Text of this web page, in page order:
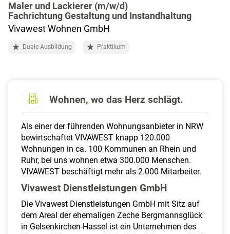
Maler und Lackierer (m/w/d)
Fachrichtung Gestaltung und Instandhaltung
Vivawest Wohnen GmbH
Duale Ausbildung Praktikum
Wohnen, wo das Herz schlägt.
Als einer der führenden Wohnungsanbieter in NRW
bewirtschaftet VIVAWEST knapp 120.000
Wohnungen in ca. 100 Kommunen an Rhein und
Ruhr, bei uns wohnen etwa 300.000 Menschen.
VIVAWEST beschäftigt mehr als 2.000 Mitarbeiter.
Vivawest Dienstleistungen GmbH
Die Vivawest Dienstleistungen GmbH mit Sitz auf
dem Areal der ehemaligen Zeche Bergmannsglück
in Gelsenkirchen-Hassel ist ein Unternehmen des